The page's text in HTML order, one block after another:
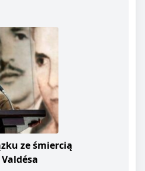
ze śmiercią